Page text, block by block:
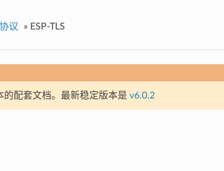
议 » ESP-TLS
的配套文档。最新稳定版本是 v6.0.2